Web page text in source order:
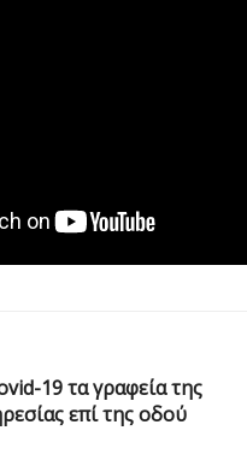
19 τα γραφεία της
επί της οδού